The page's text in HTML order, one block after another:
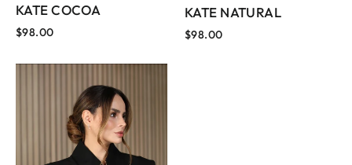
KATE COCOA
$98.00
KATE NATURAL
$98.00